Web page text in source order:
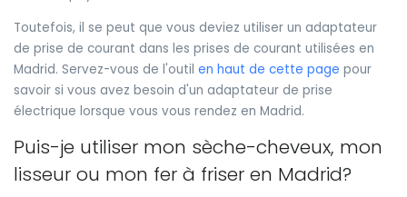
Toutefois, il se peut que vous deviez utiliser un adaptateur
de prise de courant dans les prises de courant utilisées en
Madrid. Servez-vous de l'outil en haut de cette page pour
savoir si vous avez besoin d'un adaptateur de prise
électrique lorsque vous vous rendez en Madrid.
Puis-je utiliser mon sèche-cheveux, mon
lisseur ou mon fer à friser en Madrid?